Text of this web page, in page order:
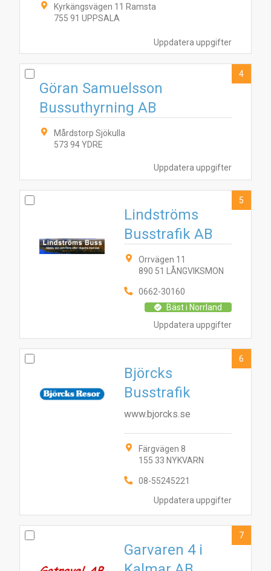
Uppdatera uppgifter
Kyrkängsvägen 11 Ramsta
755 91 UPPSALA
Uppdatera uppgifter
Göran Samuelsson
Bussuthyrning AB
Mårdstorp Sjökulla
573 94 YDRE
4
Uppdatera uppgifter
Lindströms
Busstrafik AB
Orrvägen 11
890 51 LÅNGVIKSMON
0662-30160
Bäst i Norrland
5
Uppdatera uppgifter
Björcks
Busstrafik
www.bjorcks.se
Färgvägen 8
155 33 NYKVARN
08-55245221
6
Garvaren 4 i
7